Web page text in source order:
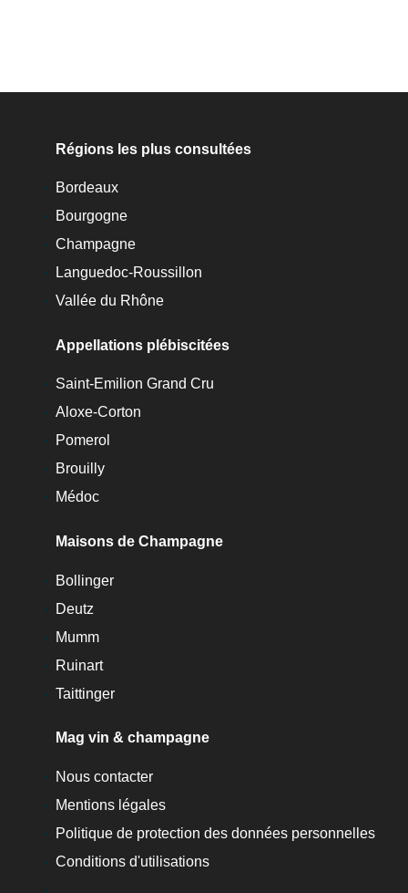
Régions les plus consultées
Bordeaux
Bourgogne
Champagne
Languedoc-Roussillon
Vallée du Rhône
Appellations plébiscitées
Saint-Emilion Grand Cru
Aloxe-Corton
Pomerol
Brouilly
Médoc
Maisons de Champagne
Bollinger
Deutz
Mumm
Ruinart
Taittinger
Mag vin & champagne
Nous contacter
Mentions légales
Politique de protection des données personnelles
Conditions d'utilisations